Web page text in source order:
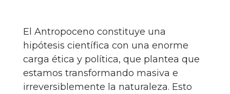
El Antropoceno constituye una
hipótesis científica con una enorme
carga ética y política, que plantea que
estamos transformando masiva e
irreversiblemente la naturaleza. Esto